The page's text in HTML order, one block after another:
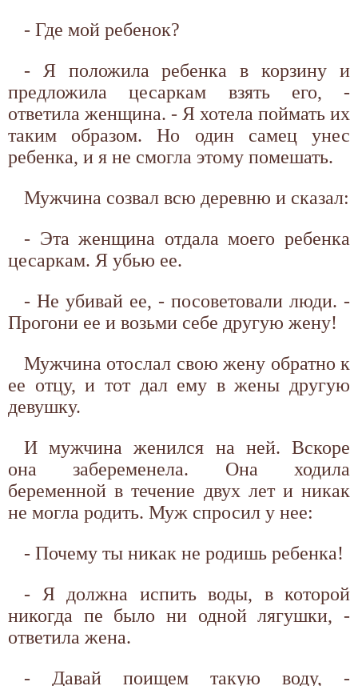
- Где мой ребенок?
- Я положила ребенка в корзину и
предложила цесаркам взять его, -
ответила женщина. - Я хотела поймать их
таким образом. Но один самец унес
ребенка, и я не смогла этому помешать.
Мужчина созвал всю деревню и сказал:
- Эта женщина отдала моего ребенка
цесаркам. Я убью ее.
- Не убивай ее, - посоветовали люди. -
Прогони ее и возьми себе другую жену!
Мужчина отослал свою жену обратно к
ее отцу, и тот дал ему в жены другую
девушку.
И мужчина женился на ней. Вскоре
она забеременела. Она ходила
беременной в течение двух лет и никак
не могла родить. Муж спросил у нее:
- Почему ты никак не родишь ребенка!
- Я должна испить воды, в которой
никогда пе было ни одной лягушки, -
ответила жена.
- Давай поищем такую воду, -